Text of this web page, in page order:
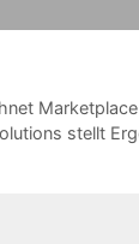
stellt